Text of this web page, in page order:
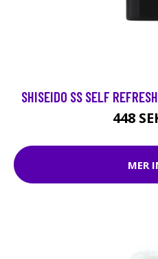
SHISEIDO SS SELF
448
MER